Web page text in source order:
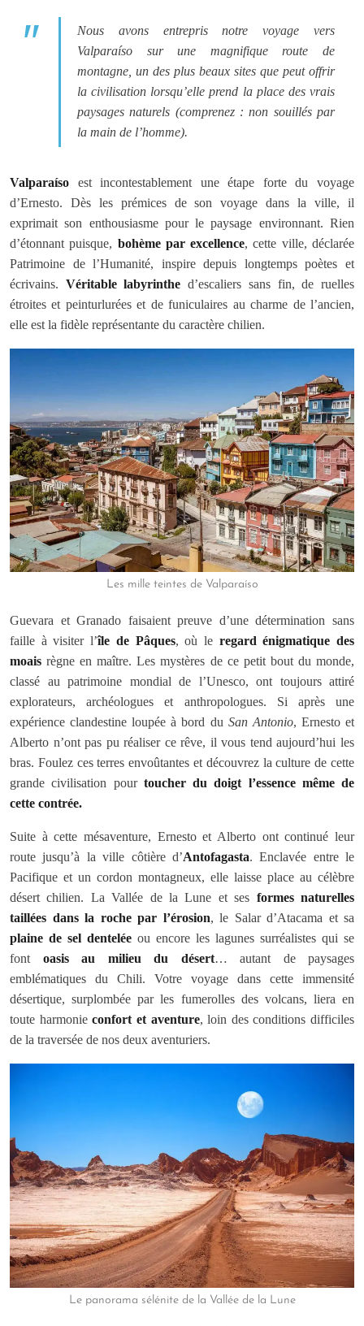
Nous avons entrepris notre voyage vers
Valparaíso sur une magnifique route de
montagne, un des plus beaux sites que peut offrir
la civilisation lorsqu’elle prend la place des vrais
paysages naturels (comprenez : non souillés par
la main de l’homme).
Valparaíso est incontestablement une étape forte du voyage
d’Ernesto. Dès les prémices de son voyage dans la ville, il
exprimait son enthousiasme pour le paysage environnant. Rien
d’étonnant puisque, bohème par excellence, cette ville, déclarée
Patrimoine de l’Humanité, inspire depuis longtemps poètes et
écrivains. Véritable labyrinthe d’escaliers sans fin, de ruelles
étroites et peinturlurées et de funiculaires au charme de l’ancien,
elle est la fidèle représentante du caractère chilien.
Les mille teintes de Valparaíso
Guevara et Granado faisaient preuve d’une détermination sans
faille à visiter l’île de Pâques, où le regard énigmatique des
moais règne en maître. Les mystères de ce petit bout du monde,
classé au patrimoine mondial de l’Unesco, ont toujours attiré
explorateurs, archéologues et anthropologues. Si après une
expérience clandestine loupée à bord du San Antonio, Ernesto et
Alberto n’ont pas pu réaliser ce rêve, il vous tend aujourd’hui les
bras. Foulez ces terres envoûtantes et découvrez la culture de cette
grande civilisation pour toucher du doigt l’essence même de
cette contrée.
Suite à cette mésaventure, Ernesto et Alberto ont continué leur
route jusqu’à la ville côtière d’Antofagasta. Enclavée entre le
Pacifique et un cordon montagneux, elle laisse place au célèbre
désert chilien. La Vallée de la Lune et ses formes naturelles
taillées dans la roche par l’érosion, le Salar d’Atacama et sa
plaine de sel dentelée ou encore les lagunes surréalistes qui se
font oasis au milieu du désert… autant de paysages
emblématiques du Chili. Votre voyage dans cette immensité
désertique, surplombée par les fumerolles des volcans, liera en
toute harmonieconfort et aventure, loin des conditions difficiles
de la traversée de nos deux aventuriers.
Le panorama sélénite de la Vallée de la Lune